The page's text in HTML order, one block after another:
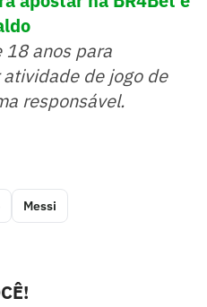
18 anos para
de jogo de
responsável.
Messi